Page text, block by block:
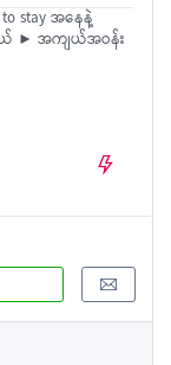
stay အနေနဲ့
ယ် ► အကျယ်အဝန်း